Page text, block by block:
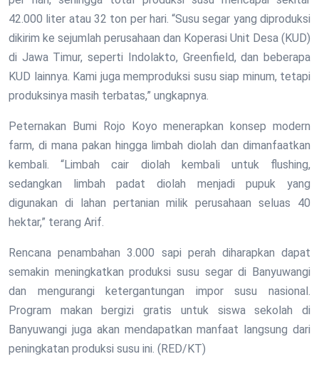
42.000 liter atau 32 ton per hari. “Susu segar yang diproduksi
dikirim ke sejumlah perusahaan dan Koperasi Unit Desa (KUD)
di Jawa Timur, seperti Indolakto, Greenfield, dan beberapa
KUD lainnya. Kami juga memproduksi susu siap minum, tetapi
produksinya masih terbatas,” ungkapnya.
Peternakan Bumi Rojo Koyo menerapkan konsep modern
farm, di mana pakan hingga limbah diolah dan dimanfaatkan
kembali. “Limbah cair diolah kembali untuk flushing,
sedangkan limbah padat diolah menjadi pupuk yang
digunakan di lahan pertanian milik perusahaan seluas 40
hektar,” terang Arif.
Rencana penambahan 3.000 sapi perah diharapkan dapat
semakin meningkatkan produksi susu segar di Banyuwangi
dan mengurangi ketergantungan impor susu nasional.
Program makan bergizi gratis untuk siswa sekolah di
Banyuwangi juga akan mendapatkan manfaat langsung dari
peningkatan produksi susu ini. (RED/KT)